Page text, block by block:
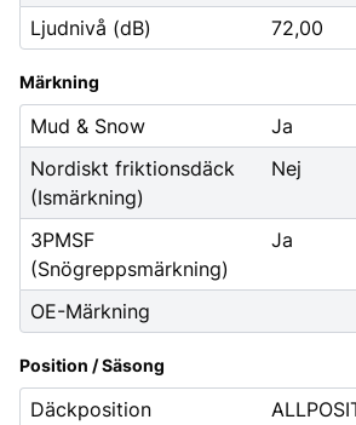
Ljudnivå (dB)
72,00
Märkning
Mud & Snow
Ja
Nordiskt friktionsdäck
(Ismärkning)
Nej
3PMSF
(Snögreppsmärkning)
Ja
OE-Märkning
Position / Säsong
Däckposition